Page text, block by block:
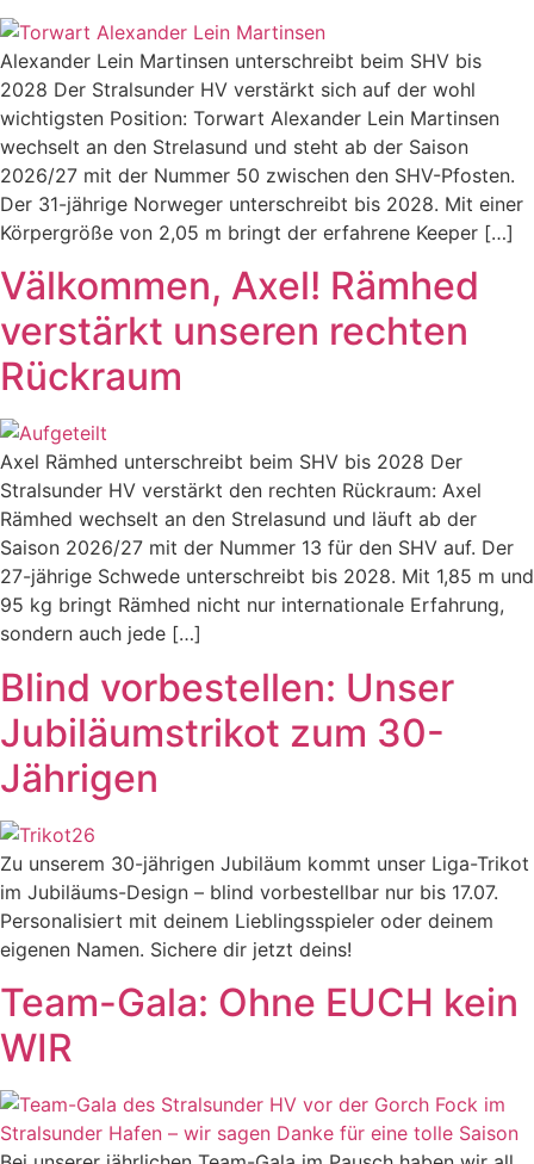
Alexander Lein Martinsen unterschreibt beim SHV bis
2028 Der Stralsunder HV verstärkt sich auf der wohl
wichtigsten Position: Torwart Alexander Lein Martinsen
wechselt an den Strelasund und steht ab der Saison
2026/27 mit der Nummer 50 zwischen den SHV-Pfosten.
Der 31-jährige Norweger unterschreibt bis 2028. Mit einer
Körpergröße von 2,05 m bringt der erfahrene Keeper […]
Välkommen, Axel! Rämhed
verstärkt unseren rechten
Rückraum
Axel Rämhed unterschreibt beim SHV bis 2028 Der
Stralsunder HV verstärkt den rechten Rückraum: Axel
Rämhed wechselt an den Strelasund und läuft ab der
Saison 2026/27 mit der Nummer 13 für den SHV auf. Der
27-jährige Schwede unterschreibt bis 2028. Mit 1,85 m und
95 kg bringt Rämhed nicht nur internationale Erfahrung,
sondern auch jede […]
Blind vorbestellen: Unser
Jubiläumstrikot zum 30-
Jährigen
Zu unserem 30-jährigen Jubiläum kommt unser Liga-Trikot
im Jubiläums-Design – blind vorbestellbar nur bis 17.07.
Personalisiert mit deinem Lieblingsspieler oder deinem
eigenen Namen. Sichere dir jetzt deins!
Team-Gala: Ohne EUCH kein
WIR